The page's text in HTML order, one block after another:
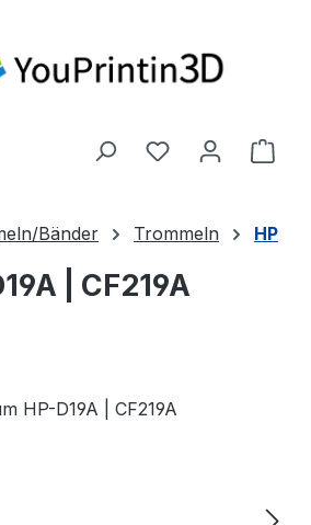
Du hast 0
Bänder Trommeln HP
| CF219A